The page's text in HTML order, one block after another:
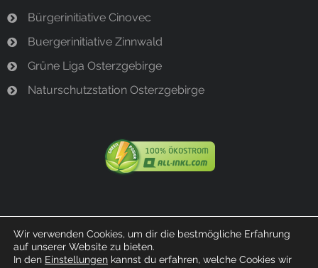
Bürgerinitiative Cinovec
Buergerinitiative Zinnwald
Grüne Liga Osterzgebirge
Naturschutzstation Osterzgebirge
© 2023 Bürgerinitiative Bärenstein
Wir verwenden Cookies, um dir die bestmögliche Erfahrung
auf unserer Website zu bieten.
In den Einstellungen kannst du erfahren, welche Cookies wir